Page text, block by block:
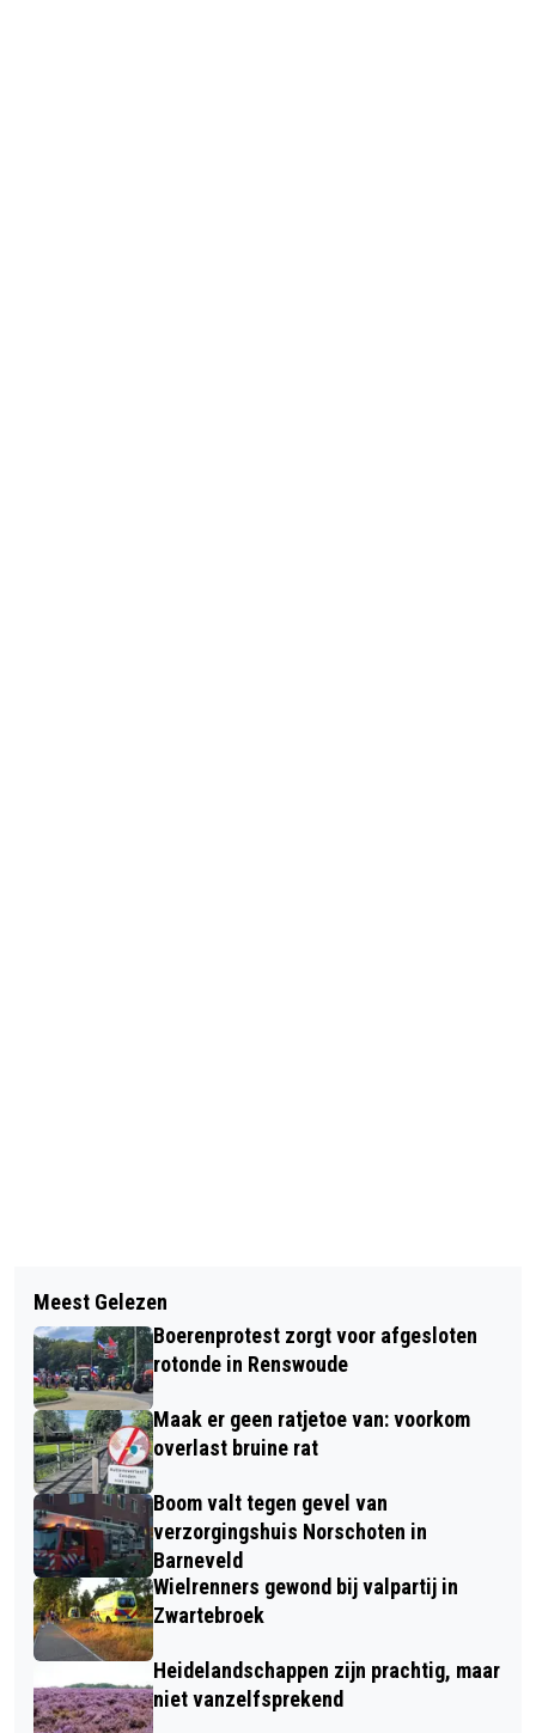
LILIAN KREUTZBERGER IN HET
KRÖLLER-MÜLLER MUSEUM
TIENER RAAKT ZWAARGEWOND NA
CRASH MET FATBIKE IN BARNEVELD
Meest Gelezen
Boerenprotest zorgt voor afgesloten
rotonde in Renswoude
Maak er geen ratjetoe van: voorkom
overlast bruine rat
Boom valt tegen gevel van
verzorgingshuis Norschoten in
Barneveld
Wielrenners gewond bij valpartij in
Zwartebroek
Heidelandschappen zijn prachtig, maar
niet vanzelfsprekend